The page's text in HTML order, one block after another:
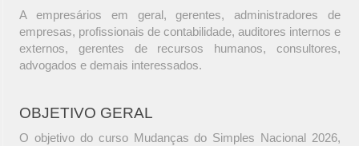
A empresários em geral, gerentes, administradores de
empresas, profissionais de contabilidade, auditores internos e
externos, gerentes de recursos humanos, consultores,
advogados e demais interessados.
OBJETIVO GERAL
O objetivo do curso Mudanças do Simples Nacional 2026,